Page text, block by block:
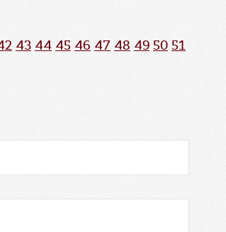
43 44 45 46 47 48 49 50 51